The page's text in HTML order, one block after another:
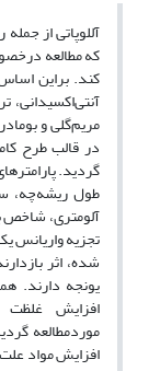
آللوپاتی از
که مطالعه
‏کند. براین‌
آنتی‌اکسیدانی،
مریم‌گلی و
گردید.
طول ریشه‌چه،
آلومتری، شاخص
تجزیه واریانس
شده، اثر
یونجه دارند.
افزایش غلظت
موردمطالعه